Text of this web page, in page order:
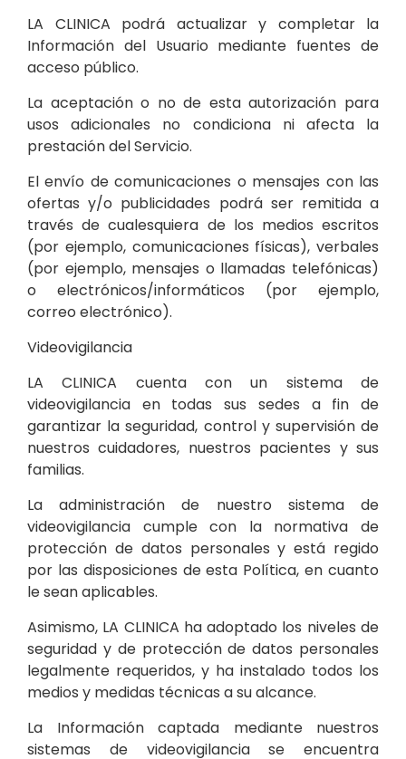
LA CLINICA podrá actualizar y completar la
Información del Usuario mediante fuentes de
acceso público.
La aceptación o no de esta autorización para
usos adicionales no condiciona ni afecta la
prestación del Servicio.
El envío de comunicaciones o mensajes con las
ofertas y/o publicidades podrá ser remitida a
través de cualesquiera de los medios escritos
(por ejemplo, comunicaciones físicas), verbales
(por ejemplo, mensajes o llamadas telefónicas)
o electrónicos/informáticos (por ejemplo,
correo electrónico).
Videovigilancia
LA CLINICA cuenta con un sistema de
videovigilancia en todas sus sedes a fin de
garantizar la seguridad, control y supervisión de
nuestros cuidadores, nuestros pacientes y sus
familias.
La administración de nuestro sistema de
videovigilancia cumple con la normativa de
protección de datos personales y está regido
por las disposiciones de esta Política, en cuanto
le sean aplicables.
Asimismo, LA CLINICA ha adoptado los niveles de
seguridad y de protección de datos personales
legalmente requeridos, y ha instalado todos los
medios y medidas técnicas a su alcance.
La Información captada mediante nuestros
sistemas de videovigilancia se encuentra